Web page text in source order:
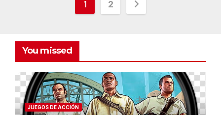
Posts
1 2
You missed
JUEGOS DE ACCIÓN